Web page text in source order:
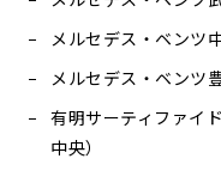
メルセデス・ベンツ
メルセデス・ベンツ
有明サーティファイ
中央）